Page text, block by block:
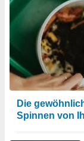
Die
Spinnen von